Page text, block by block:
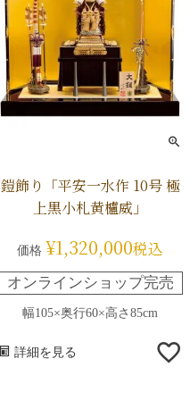
鎧飾り「平安一水作 10号 極
上黒小札黄櫨威」
価格 ¥1,320,000税込
オンラインショップ完売
幅105×奥行60×高さ85cm
詳細を見る